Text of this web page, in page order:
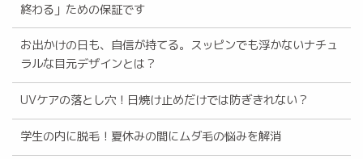
終わる」ための保証です
お出かけの日も、自信が持てる。スッピンでも浮かないナチュ
ラルな目元デザインとは？
UVケアの落とし穴！日焼け止めだけでは防ぎきれない？
学生の内に脱毛！夏休みの間にムダ毛の悩みを解消